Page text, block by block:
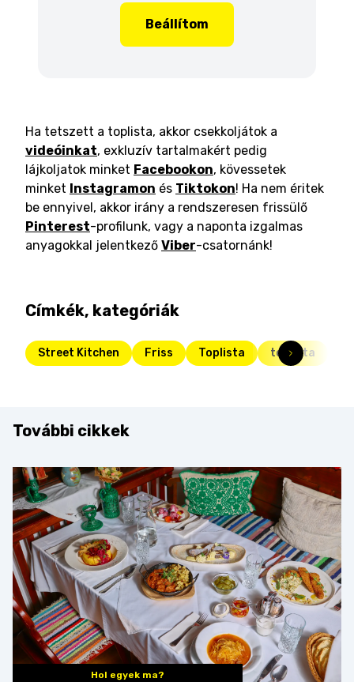
Beállítom
Ha tetszett a toplista, akkor csekkoljátok a
videóinkat, exkluzív tartalmakért pedig
lájkoljatok minket Facebookon, kövessetek
minket Instagramon és Tiktokon! Ha nem éritek
be ennyivel, akkor irány a rendszeresen frissülő
Pinterest-profilunk, vagy a naponta izgalmas
anyagokkal jelentkező Viber-csatornánk!
Címkék, kategóriák
Street Kitchen Friss Toplista toplista
További cikkek
Hol egyek ma?